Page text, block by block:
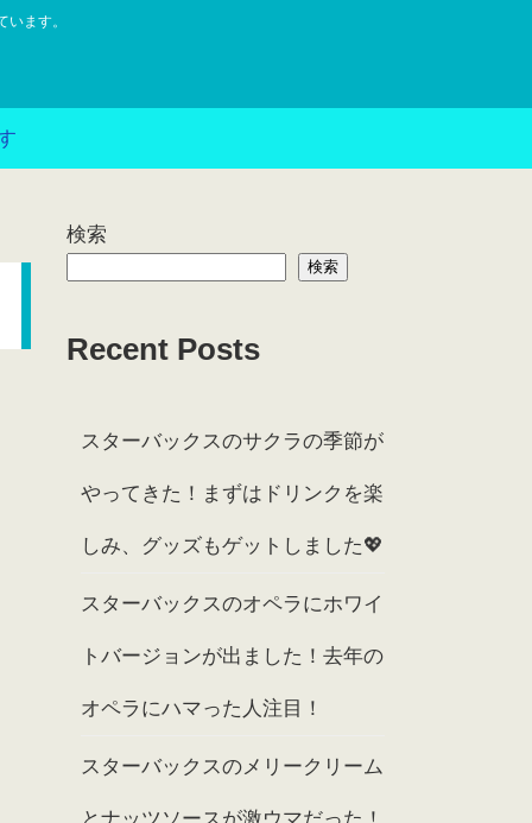
ます。
検索
検索
Recent Posts
スターバックスのサクラの季節が
やってきた！まずはドリンクを楽
しみ、グッズもゲットしました💖
スターバックスのオペラにホワイ
トバージョンが出ました！去年の
オペラにハマった人注目！
スターバックスのメリークリーム